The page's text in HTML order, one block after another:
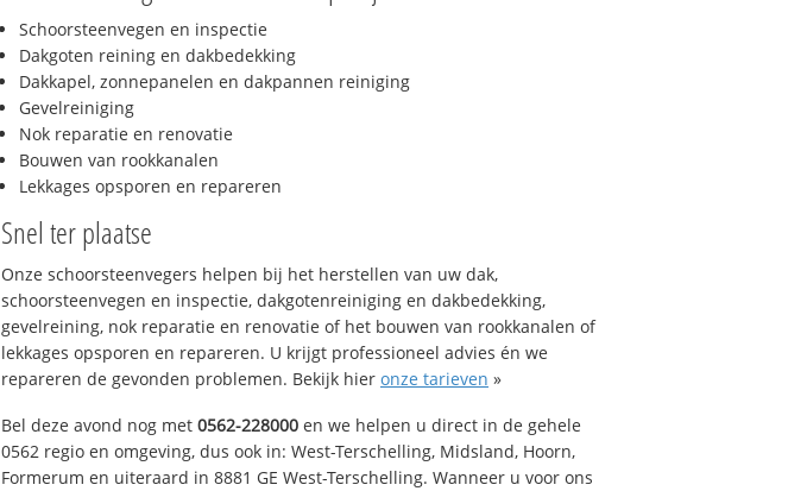
Schoorsteenvegen en inspectie
Dakgoten reining en dakbedekking
Dakkapel, zonnepanelen en dakpannen reiniging
Gevelreiniging
Nok reparatie en renovatie
Bouwen van rookkanalen
Lekkages opsporen en repareren
Snel ter plaatse
Onze schoorsteenvegers helpen bij het herstellen van uw dak,
schoorsteenvegen en inspectie, dakgotenreiniging en dakbedekking,
gevelreining, nok reparatie en renovatie of het bouwen van rookkanalen of
lekkages opsporen en repareren. U krijgt professioneel advies én we
repareren de gevonden problemen. Bekijk hier onze tarieven »
Bel deze avond nog met 0562-228000 en we helpen u direct in de gehele
0562 regio en omgeving, dus ook in: West-Terschelling, Midsland, Hoorn,
Formerum en uiteraard in 8881 GE West-Terschelling. Wanneer u voor ons